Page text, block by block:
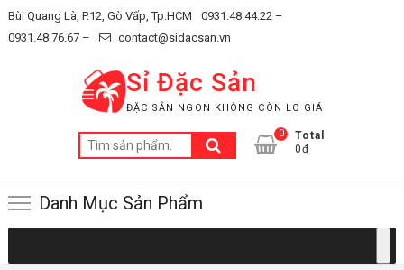
Skip
to
Bùi Quang Là, P.12, Gò Vấp, Tp.HCM
0931.48.44.22 –
0931.48.76.67 –
contact@sidacsan.vn
Sỉ Đặc Sản
ĐẶC SẢN NGON KHÔNG CÒN LO GIÁ
Tìm
kiếm:
0
Total
0₫
Danh Mục Sản Phẩm